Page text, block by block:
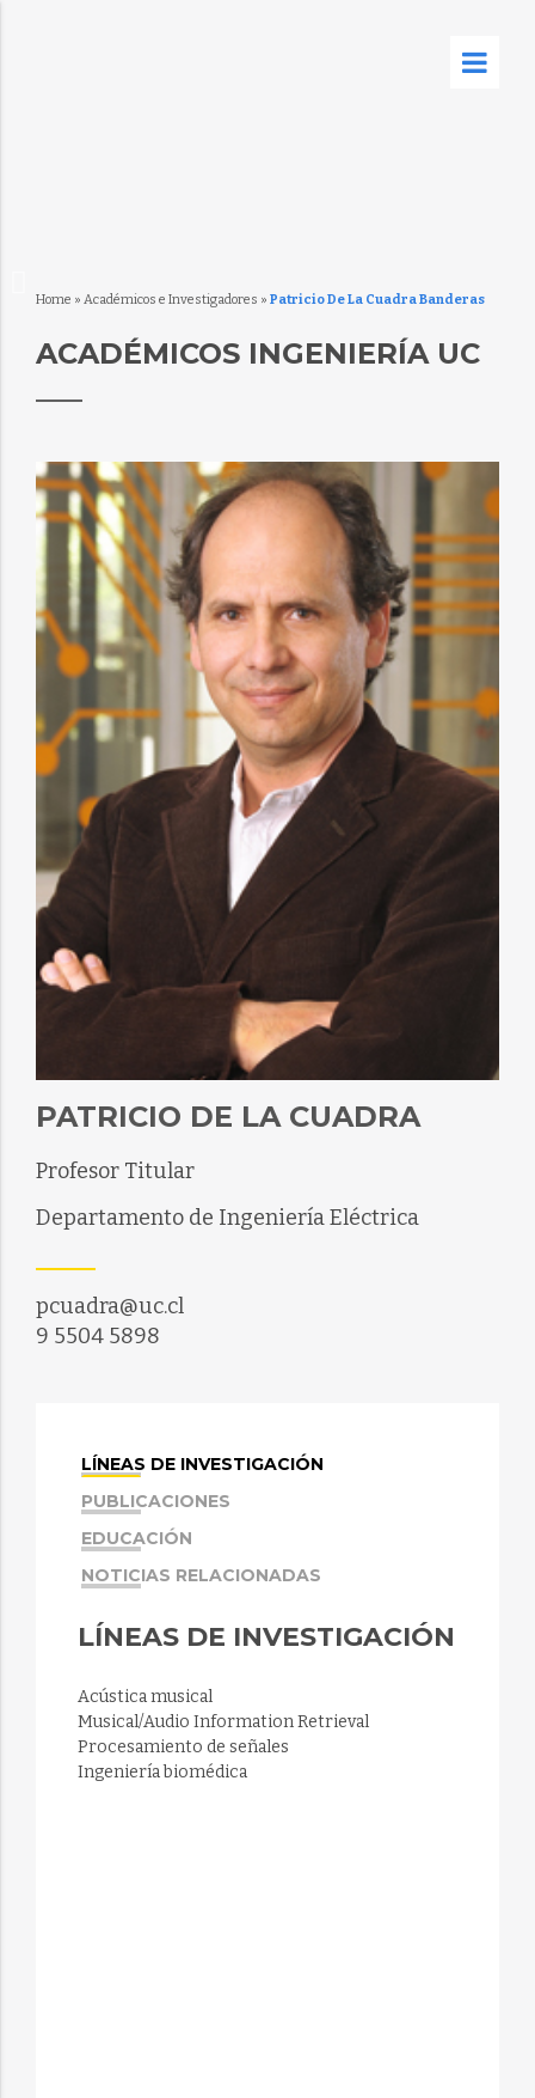
Home » Académicos e Investigadores » Patricio De La Cuadra Banderas
ACADÉMICOS INGENIERÍA UC
PATRICIO DE LA CUADRA
Profesor Titular
Departamento de Ingeniería Eléctrica
pcuadra@uc.cl
9 5504 5898
LÍNEAS DE INVESTIGACIÓN
PUBLICACIONES
EDUCACIÓN
NOTICIAS RELACIONADAS
LÍNEAS DE INVESTIGACIÓN
Acústica musical
Musical/Audio Information Retrieval
Procesamiento de señales
Ingeniería biomédica